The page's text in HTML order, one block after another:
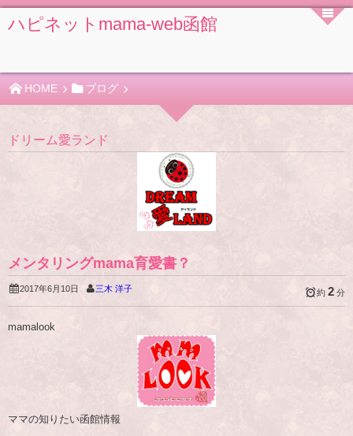
ハピネットmama-web函館
HOME ブログ
ドリーム愛ランド
メンタリングmama育愛書？
2017年6月10日 三木 洋子 約 2 分
mamalook
ママの知りたい函館情報